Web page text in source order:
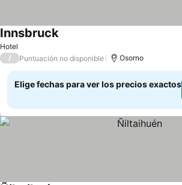
Hotel
InnsbruckVer precios
/ Puntuación no disponible Osorno
Elige fechas para ver los precios exactos